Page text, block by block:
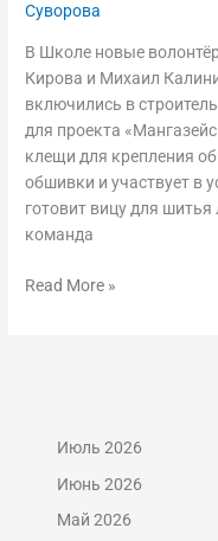
Суворова
В Школе новые
Кирова и Михаил
включились в
для проекта
клещи для крепления
обшивки и участвует в
готовит вицу для
команда
Read More »
Июль 2026
Июнь 2026
Май 2026